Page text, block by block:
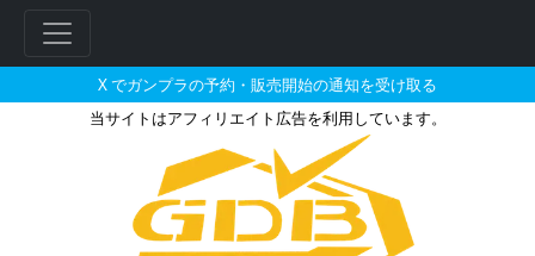
X でガンプラの予約・販売開始の通知を受け取る
当サイトはアフィリエイト広告を利用しています。
HGCC 1/144 ターンエーガンダ